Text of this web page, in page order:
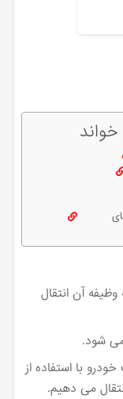
آن انتقال
می شود.
با استفاده از
می دهیم.